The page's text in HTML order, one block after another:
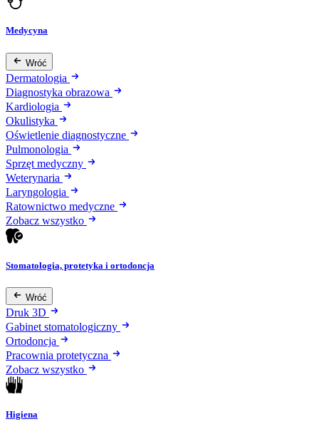
Medycyna
Wróć
Dermatologia
Diagnostyka obrazowa
Kardiologia
Okulistyka
Oświetlenie diagnostyczne
Pulmonologia
Sprzęt medyczny
Weterynaria
Laryngologia
Ratownictwo medyczne
Zobacz wszystko
Stomatologia, protetyka i ortodoncja
Wróć
Druk 3D
Gabinet stomatologiczny
Ortodoncja
Pracownia protetyczna
Zobacz wszystko
Higiena